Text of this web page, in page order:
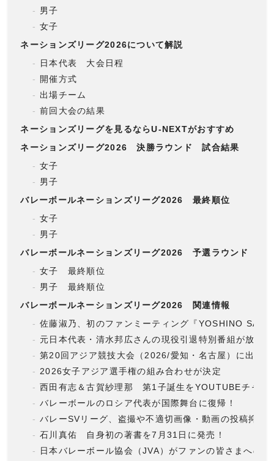
男子
女子
ネーションズリーグ2026について解説
日本代表 大会日程
開催方式
出場チーム
前回大会の結果
ネーションズリーグを見るならU-NEXTがおすすめ
ネーションズリーグ2026 決勝ラウンド 試合結果
女子
男子
バレーボールネーションズリーグ2026 最終順位
女子
男子
バレーボールネーションズリーグ2026 予選ラウンド 順
女子 最終順位
男子 最終順位
バレーボールネーションズリーグ2026 関連情報
佐藤淑乃、初のファンミーティング『YOSHINO
元日本代表・清水邦広さんの現役引退特別番組が放送
第20回アジア競技大会（2026/愛知・名古屋）に出場
2026女子アジア選手権の組み合わせが決定
西田有志＆古賀紗理那 第1子誕生をYOUTUBEチャン
バレーボールのロシア代表が国際舞台に復帰！
バレーSVリーグ、盗撮や不適切画像・動画の投稿抑止
石川真佑 自身初の著書を7月31日に発売！
日本バレーボール協会（JVA）がファンの皆さまへの注